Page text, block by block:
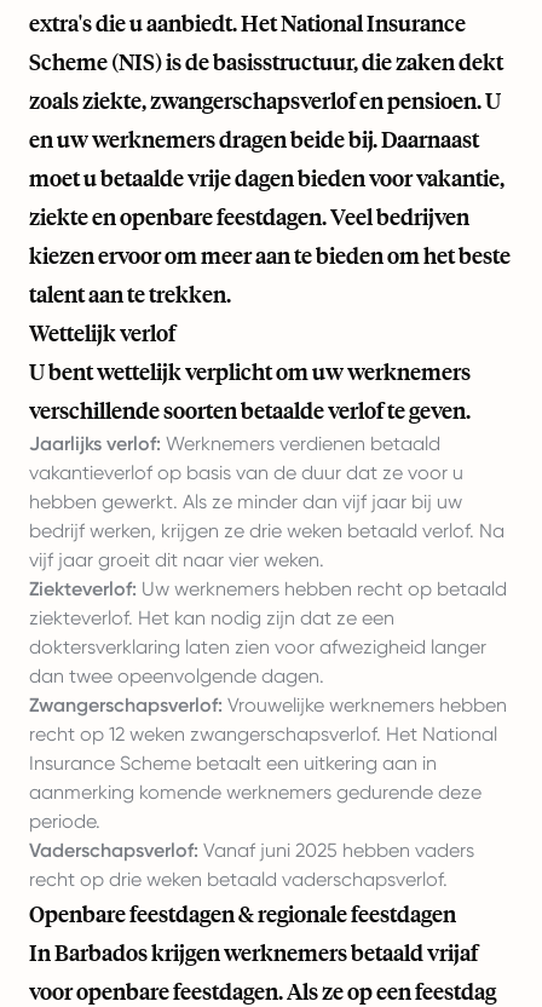
extra's die u aanbiedt. Het National Insurance
Scheme (NIS) is de basisstructuur, die zaken dekt
zoals ziekte, zwangerschapsverlof en pensioen. U
en uw werknemers dragen beide bij. Daarnaast
moet u betaalde vrije dagen bieden voor vakantie,
ziekte en openbare feestdagen. Veel bedrijven
kiezen ervoor om meer aan te bieden om het beste
talent aan te trekken.
Wettelijk verlof
U bent wettelijk verplicht om uw werknemers
verschillende soorten betaalde verlof te geven.
Jaarlijks verlof: Werknemers verdienen betaald
vakantieverlof op basis van de duur dat ze voor u
hebben gewerkt. Als ze minder dan vijf jaar bij uw
bedrijf werken, krijgen ze drie weken betaald verlof. Na
vijf jaar groeit dit naar vier weken.
Ziekteverlof: Uw werknemers hebben recht op betaald
ziekteverlof. Het kan nodig zijn dat ze een
doktersverklaring laten zien voor afwezigheid langer
dan twee opeenvolgende dagen.
Zwangerschapsverlof: Vrouwelijke werknemers hebben
recht op 12 weken zwangerschapsverlof. Het National
Insurance Scheme betaalt een uitkering aan in
aanmerking komende werknemers gedurende deze
periode.
Vaderschapsverlof: Vanaf juni 2025 hebben vaders
recht op drie weken betaald vaderschapsverlof.
Openbare feestdagen & regionale feestdagen
In Barbados krijgen werknemers betaald vrijaf
voor openbare feestdagen. Als ze op een feestdag